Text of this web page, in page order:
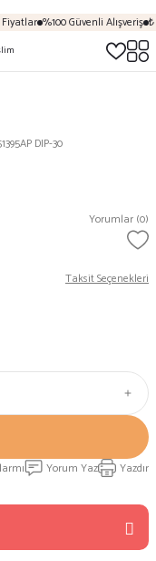
%100 Güvenli Alışveriş ₺
DIP-30
Yorumlar (0)
Taksit Seçenekleri
Yorum Yaz Yazdır